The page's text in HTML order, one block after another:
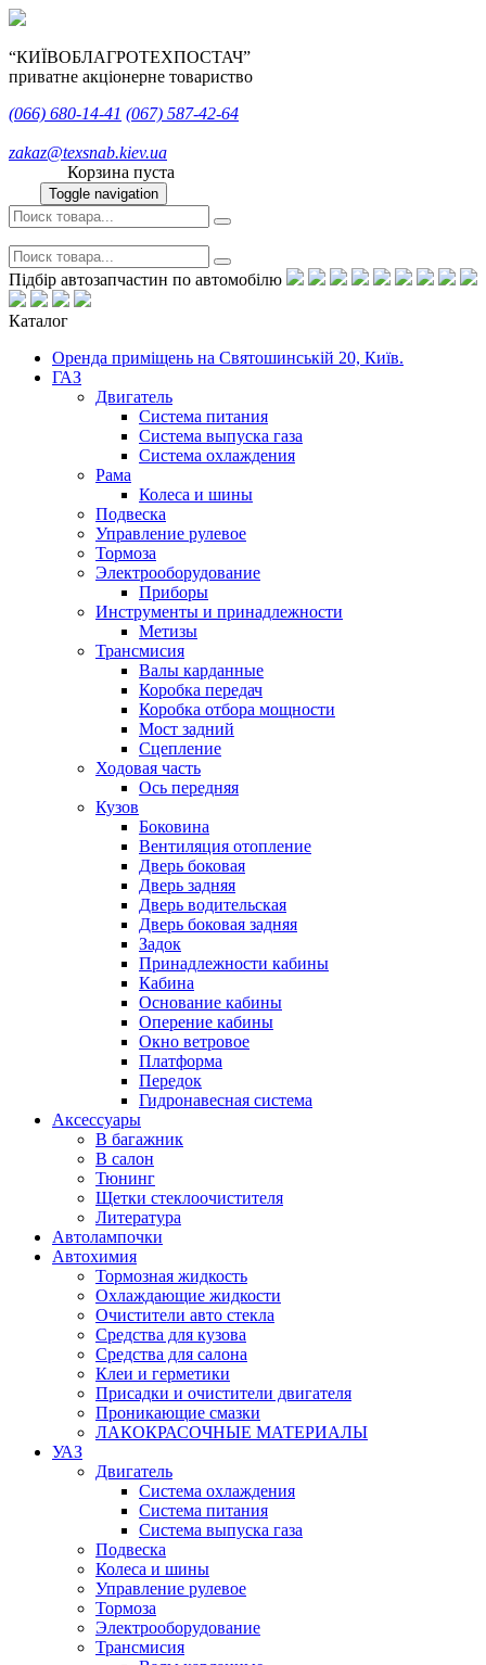
“КИЇВОБЛАГРОТЕХПОСТАЧ”
приватне акціонерне товариство
(066) 680-14-41 (067) 587-42-64
zakaz@texsnab.kiev.ua
Корзина пуста
Toggle navigation
Підбір автозапчастин по автомобілю
Каталог
Оренда приміщень на Святошинській 20, Київ.
ГАЗ
Двигатель
Система питания
Система выпуска газа
Система охлаждения
Рама
Колеса и шины
Подвеска
Управление рулевое
Тормоза
Электрооборудование
Приборы
Инструменты и принадлежности
Метизы
Трансмисия
Валы карданные
Коробка передач
Коробка отбора мощности
Мост задний
Сцепление
Ходовая часть
Ось передняя
Кузов
Боковина
Вентиляция отопление
Дверь боковая
Дверь задняя
Дверь водительская
Дверь боковая задняя
Задок
Принадлежности кабины
Кабина
Основание кабины
Оперение кабины
Окно ветровое
Платформа
Передок
Гидронавесная система
Аксессуары
В багажник
В салон
Тюнинг
Щетки стеклоочистителя
Литература
Автолампочки
Автохимия
Тормозная жидкость
Охлаждающие жидкости
Очистители авто стекла
Средства для кузова
Средства для салона
Клеи и герметики
Присадки и очистители двигателя
Проникающие смазки
ЛАКОКРАСОЧНЫЕ МАТЕРИАЛЫ
УАЗ
Двигатель
Система охлаждения
Система питания
Система выпуска газа
Подвеска
Колеса и шины
Управление рулевое
Тормоза
Электрооборудование
Трансмисия